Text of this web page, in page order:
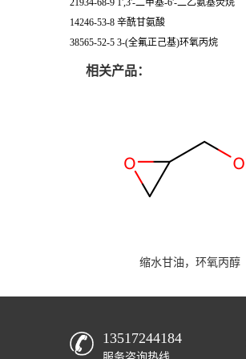
14246-53-8 辛酰甘氨酸
38565-52-5 3-(全氟正己基)环氧丙烷
相关产品：
缩水甘油，环氧丙醇
13517244184